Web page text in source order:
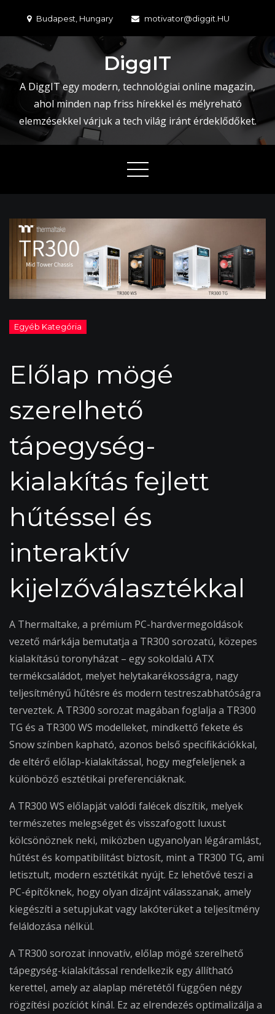
content
Budapest, Hungary motivator@diggit.HU
DiggIT
A DiggIT egy modern, technológiai online magazin,
ahol minden nap friss hírekkel és mélyreható
elemzésekkel várjuk a tech világ iránt érdeklődőket.
Előlap mögé
szerelhető
tápegység-
kialakítás fejlett
hűtéssel és
interaktív
kijelzőválasztékkal
A Thermaltake, a prémium PC-hardvermegoldások
vezető márkája bemutatja a TR300 sorozatú, közepes
kialakítású toronyházat – egy sokoldalú ATX
termékcsaládot, melyet helytakarékosságra, nagy
teljesítményű hűtésre és modern testreszabhatóságra
terveztek. A TR300 sorozat magában foglalja a TR300
TG és a TR300 WS modelleket, mindkettő fekete és
Snow színben kapható, azonos belső specifikációkkal,
de eltérő előlap-kialakítással, hogy megfeleljenek a
különböző esztétikai preferenciáknak.
A TR300 WS előlapját valódi falécek díszítik, melyek
természetes melegséget és visszafogott luxust
kölcsönöznek neki, miközben ugyanolyan légáramlást,
hűtést és kompatibilitást biztosít, mint a TR300 TG, ami
letisztult, modern esztétikát nyújt. Ez lehetővé teszi a
PC-építőknek, hogy olyan dizájnt válasszanak, amely
kiegészíti a setupjukat vagy lakóterüket a teljesítmény
feláldozása nélkül.
A TR300 sorozat innovatív, előlap mögé szerelhető
tápegység-kialakítással rendelkezik egy állítható
kerettel, amely az alaplap méretétől függően négy
rögzítési pozíciót kínál. Ez az elrendezés optimalizálja a